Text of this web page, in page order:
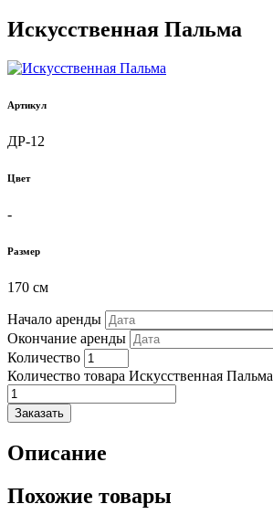
Искусственная Пальма
Артикул
ДР-12
Цвет
-
Размер
170 см
Начало аренды
Окончание аренды
Количество
Количество товара Искусственная Пальма
Заказать
Описание
Похожие товары